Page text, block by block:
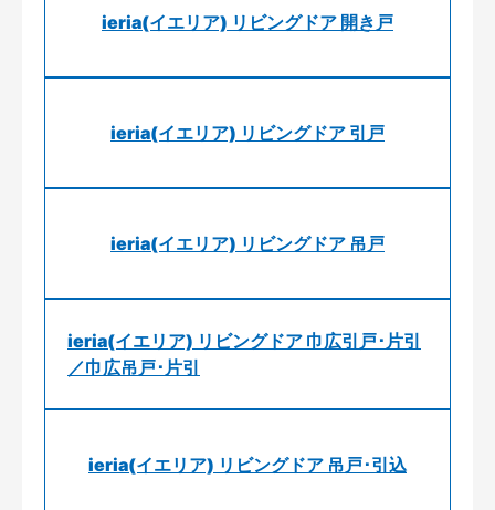
ieria(イエリア) リビングドア 開き戸
ieria(イエリア) リビングドア 引戸
ieria(イエリア) リビングドア 吊戸
ieria(イエリア) リビングドア 巾広引戸･片引
／巾広吊戸･片引
ieria(イエリア) リビングドア 吊戸･引込